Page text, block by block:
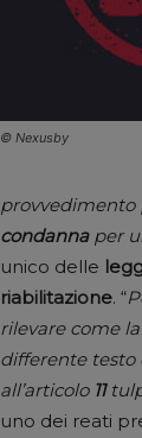
© Nexusby
provvedimento
condannaper
unico delle
riabilitazione. “
rilevare come
differente testo
all’articolo 11
uno dei reati